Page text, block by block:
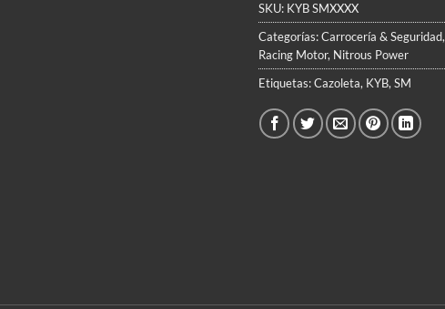
SKU: KYB SMXXXX
Categorías:Carrocería & Seguridad,
Racing Motor, Nitrous Power
Etiquetas:Cazoleta, KYB, SM